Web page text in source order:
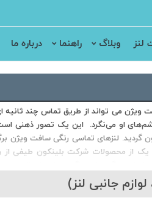
وبلاگ راهنما درباره ما
می تواند از طریق تماس چند ثانیه
او می‌نگرد. این یک تصور ذهنی
لنزهای تماسی رنگی سافت ویژن
محصولات شرکت بلینکون طیفی از رنگ
بین مشتریان داخلی و بین
مقررات و گواهینامه های داخلی و
جانبی لنز)